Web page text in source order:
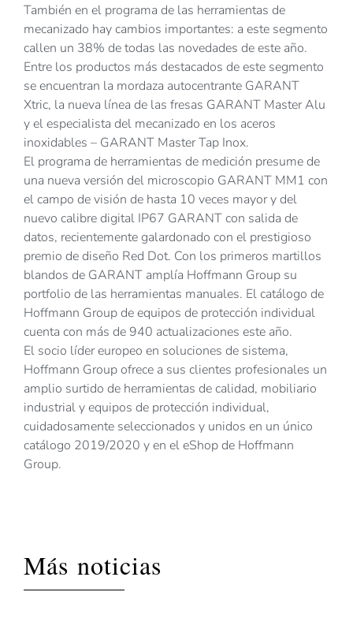
También en el programa de las herramientas de
mecanizado hay cambios importantes: a este segmento
callen un 38% de todas las novedades de este año.
Entre los productos más destacados de este segmento
se encuentran la mordaza autocentrante GARANT
Xtric, la nueva línea de las fresas GARANT Master Alu
y el especialista del mecanizado en los aceros
inoxidables – GARANT Master Tap Inox.
El programa de herramientas de medición presume de
una nueva versión del microscopio GARANT MM1 con
el campo de visión de hasta 10 veces mayor y del
nuevo calibre digital IP67 GARANT con salida de
datos, recientemente galardonado con el prestigioso
premio de diseño Red Dot. Con los primeros martillos
blandos de GARANT amplía Hoffmann Group su
portfolio de las herramientas manuales. El catálogo de
Hoffmann Group de equipos de protección individual
cuenta con más de 940 actualizaciones este año.
El socio líder europeo en soluciones de sistema,
Hoffmann Group ofrece a sus clientes profesionales un
amplio surtido de herramientas de calidad, mobiliario
industrial y equipos de protección individual,
cuidadosamente seleccionados y unidos en un único
catálogo 2019/2020 y en el eShop de Hoffmann
Group.
Más noticias